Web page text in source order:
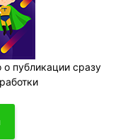
о публикации сразу